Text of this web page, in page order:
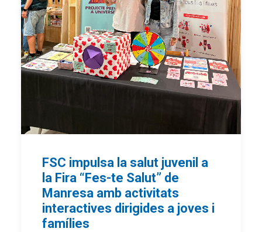
FSC impulsa la salut juvenil a
la Fira “Fes-te Salut” de
Manresa amb activitats
interactives dirigides a joves i
famílies